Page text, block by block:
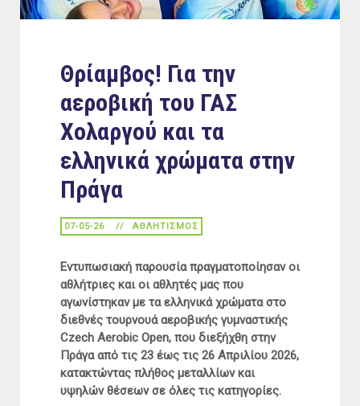
Θρίαμβος! Για την
αεροβική του ΓΑΣ
Χολαργού και τα
ελληνικά χρώματα στην
Πράγα
07-05-26 ΑΘΛΗΤΙΣΜΌΣ
Εντυπωσιακή παρουσία πραγματοποίησαν οι
αθλήτριες και οι αθλητές μας που
αγωνίστηκαν με τα ελληνικά χρώματα στο
διεθνές τουρνουά αεροβικής γυμναστικής
Czech Aerobic Open, που διεξήχθη στην
Πράγα από τις 23 έως τις 26 Απριλίου 2026,
κατακτώντας πλήθος μεταλλίων και
υψηλών θέσεων σε όλες τις κατηγορίες.